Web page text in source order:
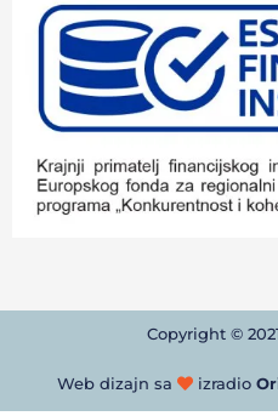
Copyright ©
Web dizajn sa izradio